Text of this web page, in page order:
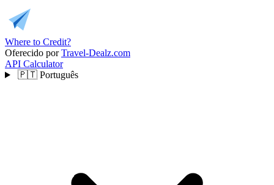
Where to Credit?
Oferecido por Travel-Dealz.com
API Calculator
🇵🇹 Português